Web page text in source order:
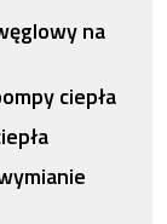
na
ciepła